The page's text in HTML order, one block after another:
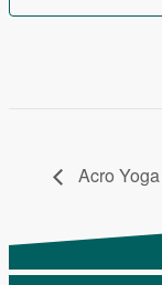
Acro Yoga